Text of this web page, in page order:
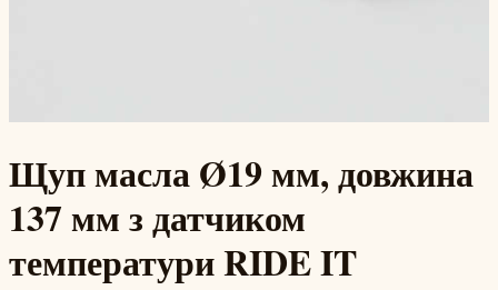
Щуп масла Ø19 мм, довжина
137 мм з датчиком
температури RIDE IT